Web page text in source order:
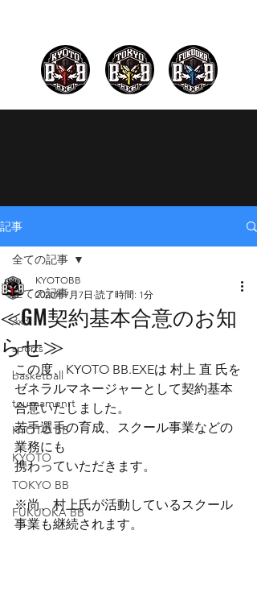
記事
全ての記事
3x3
sports
basketball
tournamenrt
KYOTO BB
KYOTO
TOKYO BB
FUKUOKA BB
全ての記事
≪GM契約基本合意のお知
らせ≫
KYOTOBB
2020年7月7日 読了時間: 1分
この度、KYOTO BB.EXEは 村上 直 氏を
ゼネラルマネージャーとして契約基本
合意いたしました。
若手選手の育成、スクール事業などの
業務にも
携わっていただきます。
※尚、村上氏が活動しているスクール
事業も継続されます。